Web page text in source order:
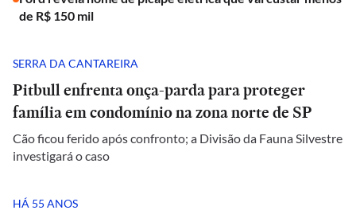
de R$ 150 mil
SERRA DA CANTAREIRA
Pitbull enfrenta onça-parda para proteger
família em condomínio na zona norte de SP
Cão ficou ferido após confronto; a Divisão da Fauna Silvestre
investigará o caso
HÁ 55 ANOS